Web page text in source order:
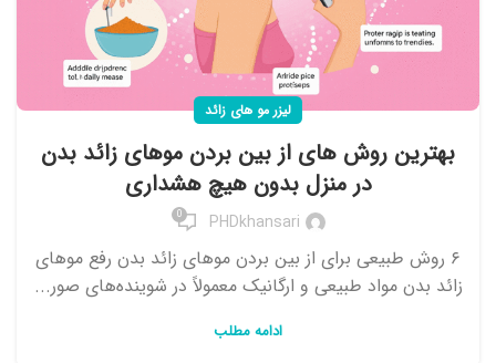
لیزر مو های زائد
بهترین روش های از بین بردن موهای زائد بدن
در منزل بدون هیچ هشداری
PHDkhansari
0
۶ روش طبیعی برای از بین بردن موهای زائد بدن رفع موهای
زائد بدن مواد طبیعی و ارگانیک معمولاً در شوینده‌های صور...
ادامه مطلب